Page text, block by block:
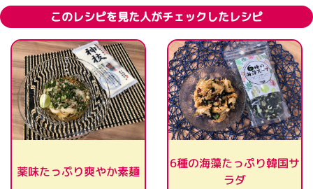
このレシピを見た人がチェックしたレシピ
薬味たっぷり爽やか素麺
6種の海藻たっぷり韓国サ
ラダ